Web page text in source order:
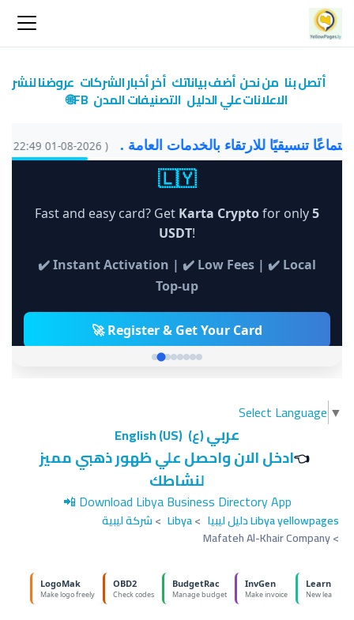
أتصل بنا من نحن أضف بياناتك أخر أخبار الشركات عروضنا لنشر
الاعلانات علي الدليل التصنيفاتالمدن FB🌐
Select Language ▼
عربي(ع) English (US)
👈ادخل الان واحصل علي ظهور ذهبي مميز
لنشاطك
📲 Download Libya Business Directory App
Libya yellowpages دليل ليبيا >
Libya
>شركة ليبية
>
Mafateh Al-Khair Company